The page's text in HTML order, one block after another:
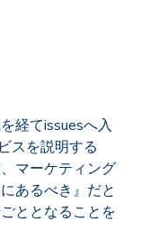
経てissuesへ入
スを説明する
マーケティング
あるべき』だと
ととなることを